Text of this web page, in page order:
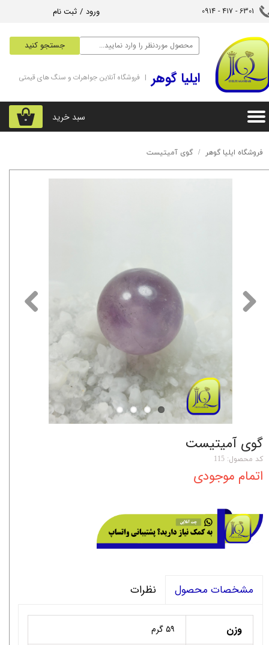
جستجو کنید
ورود / ثبت نام
تغییر گذر واژه
سفارشات
خروج از حساب کاربری
6301 - 417 - 0914​​​​​​​
۰ سبد خرید
‌ایلیا گوهر | فروشگاه آنلاین جواهرات و سنگ های قیمتی
فروشگاه ایلیا گوهر گوی آمیتیست
گوی آمیتیست
کد محصول: 115
اتمام موجودی
مشخصات محصول نظرات
وزن ۵۹ گرم